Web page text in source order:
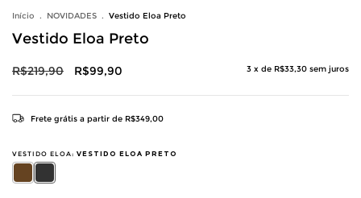
Início . NOVIDADES . Vestido Eloa Preto
Vestido Eloa Preto
R$219,90 R$99,90 3 x de R$33,30 sem juros
Frete grátis a partir de R$349,00
VESTIDO ELOA: VESTIDO ELOA PRETO